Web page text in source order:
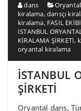
dans
kiralama,dansçı
kiralama, FASIL
İSTANBUL
KİRALAMA ŞİRKETİ,
oryantal kiralama
İSTANBUL
ŞİRKETİ
Oryantal dans,